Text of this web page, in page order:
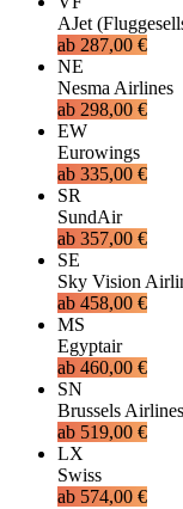
AJet
ab 287,00 €
NE
Nesma Airlines
ab 298,00 €
EW
Eurowings
ab 335,00 €
SR
SundAir
ab 357,00 €
SE
Sky Vision
ab 458,00 €
MS
Egyptair
ab 460,00 €
SN
Brussels Airlines
ab 519,00 €
LX
Swiss
ab 574,00 €